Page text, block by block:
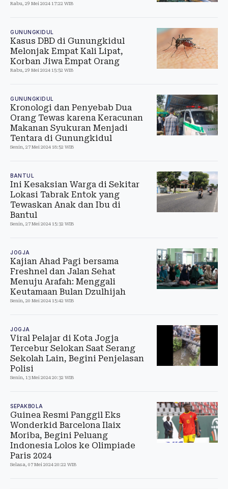
Rabu, 29 Mei 2024 17:22 WIB
GUNUNGKIDUL
Kasus DBD di Gunungkidul
Melonjak Empat Kali Lipat,
Korban Jiwa Empat Orang
Rabu, 29 Mei 2024 15:52 WIB
GUNUNGKIDUL
Kronologi dan Penyebab Dua
Orang Tewas karena Keracunan
Makanan Syukuran Menjadi
Tentara di Gunungkidul
Senin, 27 Mei 2024 18:52 WIB
BANTUL
Ini Kesaksian Warga di Sekitar
Lokasi Tabrak Entok yang
Tewaskan Anak dan Ibu di
Bantul
Senin, 27 Mei 2024 15:32 WIB
JOGJA
Kajian Ahad Pagi bersama
Freshnel dan Jalan Sehat
Menuju Arafah: Menggali
Keutamaan Bulan Dzulhijah
Senin, 20 Mei 2024 15:42 WIB
JOGJA
Viral Pelajar di Kota Jogja
Tercebur Selokan Saat Serang
Sekolah Lain, Begini Penjelasan
Polisi
Senin, 13 Mei 2024 20:32 WIB
SEPAKBOLA
Guinea Resmi Panggil Eks
Wonderkid Barcelona Ilaix
Moriba, Begini Peluang
Indonesia Lolos ke Olimpiade
Paris 2024
Selasa, 07 Mei 2024 20:22 WIB